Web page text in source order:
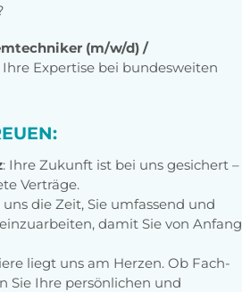
(m/w/d) /
Expertise bei bundesweiten
: Ihre Zukunft ist bei uns gesichert –
Verträge.
die Zeit, Sie umfassend und
damit Sie von Anfang
liegt uns am Herzen. Ob Fach-
Sie Ihre persönlichen und